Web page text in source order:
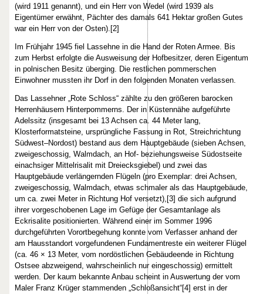
(wird 1911 genannt), und ein Herr von Wedel (wird 1939 als
Eigentümer erwähnt, Pächter des damals 641 Hektar großen Gutes
war ein Herr von der Osten).[2]
Im Frühjahr 1945 fiel Lassehne in die Hand der Roten Armee. Bis
zum Herbst erfolgte die Ausweisung der Hofbesitzer, deren Eigentum
in polnischen Besitz überging. Die restlichen pommerschen
Einwohner mussten ihr Dorf in den folgenden Monaten verlassen.
Das Lassehner „Rote Schloss“ zählte zu den größeren barocken
Herrenhäusern Hinterpommerns. Der in Küstennähe aufgeführte
Adelssitz (insgesamt bei 13 Achsen ca. 44 Meter lang,
Klosterformatsteine, ursprüngliche Fassung in Rot, Streichrichtung
Südwest–Nordost) bestand aus dem Hauptgebäude (sieben Achsen,
zweigeschossig, Walmdach, an Hof- beziehungsweise Südostseite
einachsiger Mittelrisalit mit Dreiecksgiebel) und zwei das
Hauptgebäude verlängernden Flügeln (pro Exemplar: drei Achsen,
zweigeschossig, Walmdach, etwas schmaler als das Hauptgebäude,
um ca. zwei Meter in Richtung Hof versetzt),[3] die sich aufgrund
ihrer vorgeschobenen Lage im Gefüge der Gesamtanlage als
Eckrisalite positionierten. Während einer im Sommer 1996
durchgeführten Vorortbegehung konnte vom Verfasser anhand der
am Hausstandort vorgefundenen Fundamentreste ein weiterer Flügel
(ca. 46 × 13 Meter, vom nordöstlichen Gebäudeende in Richtung
Ostsee abzweigend, wahrscheinlich nur eingeschossig) ermittelt
werden. Der kaum bekannte Anbau scheint in Auswertung der vom
Maler Franz Krüger stammenden „Schloßansicht“[4] erst in der